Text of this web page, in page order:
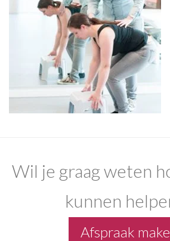
Wil je graag weten
kunnen
Afspraak